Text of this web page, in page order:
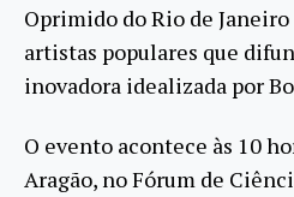
Oprimido do Rio de
artistas populares que
inovadora idealizada por
O evento acontece às 10
Aragão, no Fórum de